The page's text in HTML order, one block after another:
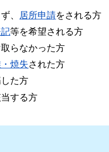
、 居所申請をされる方
等を希望される方
らなかった方
焼失された方
た方
する方